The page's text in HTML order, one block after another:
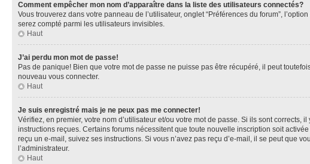
Comment empêcher mon nom d’apparaître dans la liste des utilisateurs connectés?
Vous trouverez dans votre panneau de l’utilisateur, onglet “Préférences du forum”, l’option
serez compté parmi les utilisateurs invisibles.
Haut
J’ai perdu mon mot de passe!
Pas de panique! Bien que votre mot de passe ne puisse pas être récupéré, il peut
nouveau vous connecter.
Haut
Je suis enregistré mais je ne peux pas me connecter!
Vérifiez, en premier, votre nom d’utilisateur et/ou votre mot de passe. Si ils sont
instructions reçues. Certains forums nécessitent que toute nouvelle inscription soit
reçu un e-mail, suivez ses instructions. Si vous n’avez pas reçu d’e-mail, il se peut que
l’administrateur.
Haut